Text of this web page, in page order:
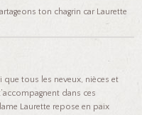
ton chagrin car Laurette
tous les neveux, nièces et
dans ces
Laurette repose en paix